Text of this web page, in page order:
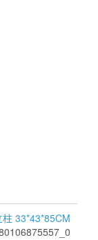
33*43*85CM